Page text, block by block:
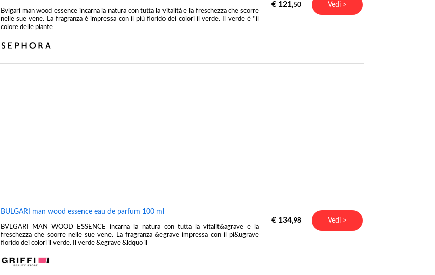
Bvlgari man wood essence incarna la natura con tutta la vitalità e la freschezza che scorre
nelle sue vene. La fragranza è impressa con il più florido dei colori il verde. Il verde è ''il
colore delle piante
€ 121,50 Vedi >
BULGARI man wood essence eau de parfum 100 ml
BVLGARI MAN WOOD ESSENCE incarna la natura con tutta la vitalit&agrave e la
freschezza che scorre nelle sue vene. La fragranza &egrave impressa con il pi&ugrave
florido dei colori il verde. Il verde &egrave &ldquo il
€ 134,98 Vedi >